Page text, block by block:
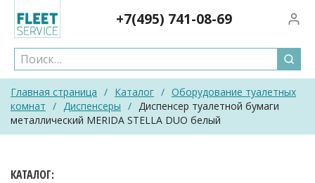
content
+7(495) 741-08-69
Главная страница / Каталог / Оборудование туалетных
комнат / Диспенсеры / Диспенсер туалетной бумаги
металлический MERIDA STELLA DUO белый
КАТАЛОГ